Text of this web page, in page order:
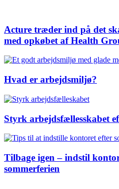
Acture træder ind på det
med opkøbet af Health
Hvad er arbejdsmiljø?
Styrk arbejdsfællesskabet
Tilbage igen – indstil
sommerferien